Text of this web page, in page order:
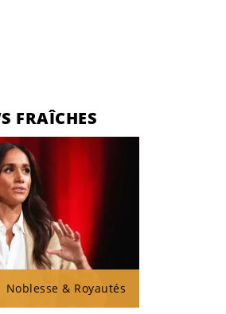
FRAÎCHES
Noblesse & Royautés